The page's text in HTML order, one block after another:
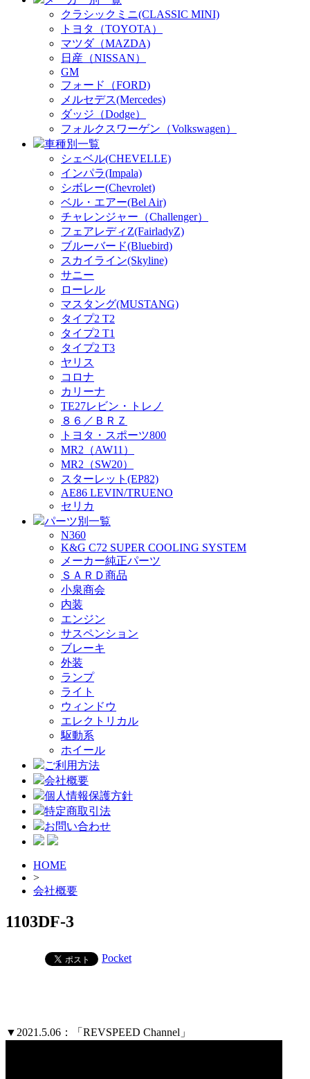
クラシックミニ(CLASSIC MINI)
トヨタ（TOYOTA）
マツダ（MAZDA)
日産（NISSAN）
GM
フォード（FORD)
メルセデス(Mercedes)
ダッジ（Dodge）
フォルクスワーゲン（Volkswagen）
車種別一覧
シェベル(CHEVELLE)
インパラ(Impala)
シボレー(Chevrolet)
ベル・エアー(Bel Air)
チャレンジャー（Challenger）
フェアレディZ(FairladyZ)
ブルーバード(Bluebird)
スカイライン(Skyline)
サニー
ローレル
マスタング(MUSTANG)
タイプ2 T2
タイプ2 T1
タイプ2 T3
ヤリス
コロナ
カリーナ
TE27レビン・トレノ
８６／ＢＲＺ
トヨタ・スポーツ800
MR2（AW11）
MR2（SW20）
スターレット(EP82)
AE86 LEVIN/TRUENO
セリカ
パーツ別一覧
N360
K&G C72 SUPER COOLING SYSTEM
メーカー純正パーツ
ＳＡＲＤ商品
小泉商会
内装
エンジン
サスペンション
ブレーキ
外装
ランプ
ライト
ウィンドウ
エレクトリカル
駆動系
ホイール
ご利用方法
会社概要
個人情報保護方針
特定商取引法
お問い合わせ
HOME
>
会社概要
1103DF-3
Pocket
▼2021.5.06：「REVSPEED Channel」